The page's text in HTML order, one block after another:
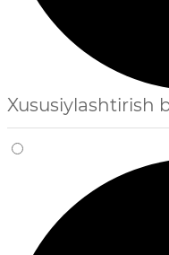
Xususiylashtirish